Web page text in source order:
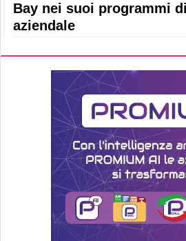
Bay nei suoi programmi
aziendale